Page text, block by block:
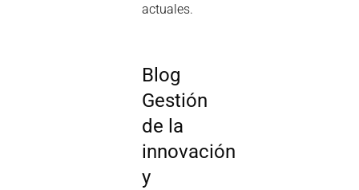
actuales.
Blog
Gestión
de la
innovación
y